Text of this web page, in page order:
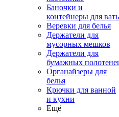
Баночки и
контейнеры для
Веревки для белья
Держатели для
мусорных мешков
Держатели для
бумажных
Органайзеры для
белья
Крючки для ванной
и кухни
Ещё